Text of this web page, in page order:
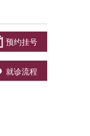
预约挂号
就诊流程